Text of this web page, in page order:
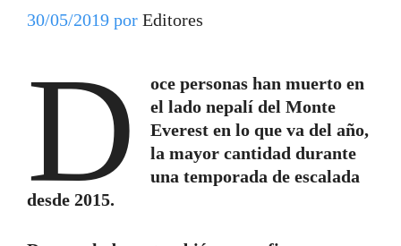
30/05/2019 por Editores
D
oce personas han muerto en
el lado nepalí del Monte
Everest en lo que va del año,
la mayor cantidad durante
una temporada de escalada
desde 2015.